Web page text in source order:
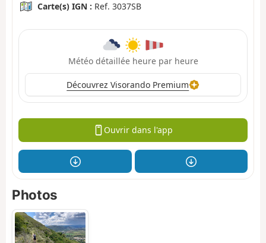
Carte(s) IGN : Ref. 3037SB
Météo détaillée heure par heure
Découvrez Visorando Premium
Ouvrir dans l'app
Photos